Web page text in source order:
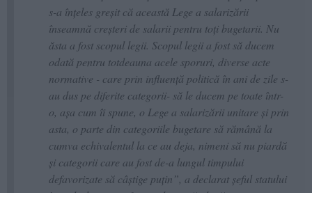
s-a înţeles greşit că această Lege a salarizării
înseamnă creşteri de salarii pentru toţi bugetarii. Nu
ăsta a fost scopul legii. Scopul legii a fost să ducem
odată pentru totdeauna acele sporuri, diverse acte
normative - care prin influenţă politică în ani de zile s-
au dus pe diferite categorii- să le ducem pe toate într-
o, aşa cum îi spune, o Lege a salarizării unitare şi prin
asta, o parte din categoriile bugetare să rămână la
cumva echivalentul la ce au deja, nimeni să nu piardă
şi categorii care au fost de-a lungul timpului
defavorizate să câştige puţin”, a declarat şeful statului
în cadrul unei conferinţe de presă, după ce a